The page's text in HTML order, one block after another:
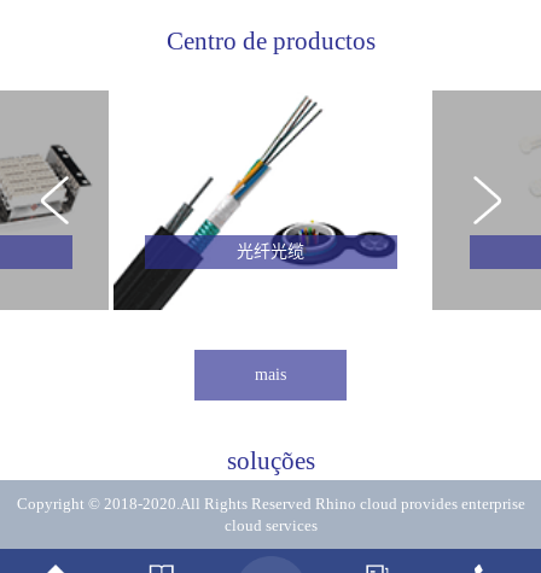
Centro de productos
光纤光缆
mais
soluções
Copyright © 2018-2020.All Rights Reserved Rhino cloud provides enterprise
cloud services